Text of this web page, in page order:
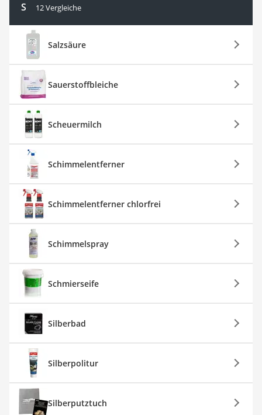
S 12 Vergleiche
Salzsäure
Sauerstoffbleiche
Scheuermilch
Schimmelentferner
Schimmelentferner chlorfrei
Schimmelspray
Schmierseife
Silberbad
Silberpolitur
Silberputztuch